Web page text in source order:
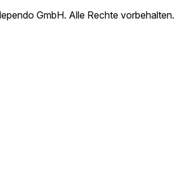
GmbH. Alle Rechte vorbehalten.